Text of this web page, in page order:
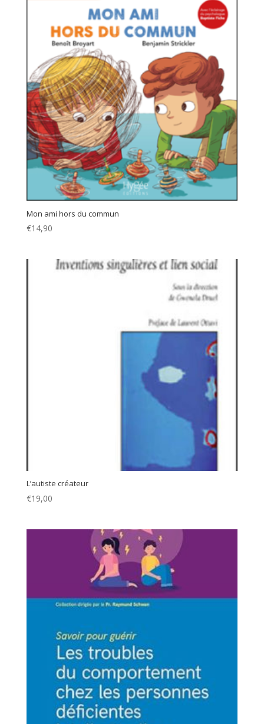
Mon ami hors du commun
€14,90
L’autiste créateur
€19,00